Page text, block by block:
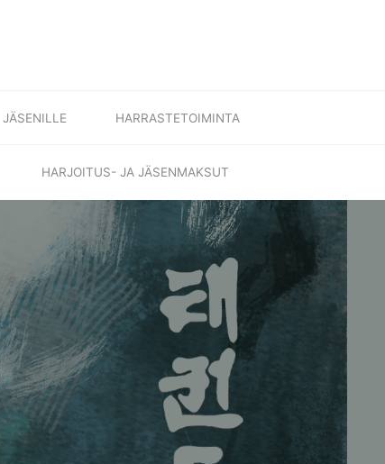
JÄSENILLE HARRASTETOIMINTA
HARJOITUS- JA JÄSENMAKSUT